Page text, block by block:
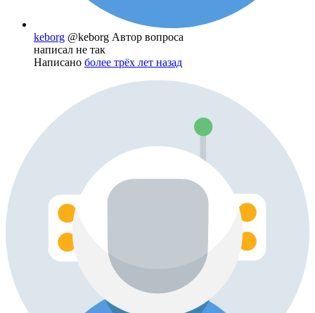
keborg @keborg Автор вопроса
написал не так
Написано более трёх лет назад